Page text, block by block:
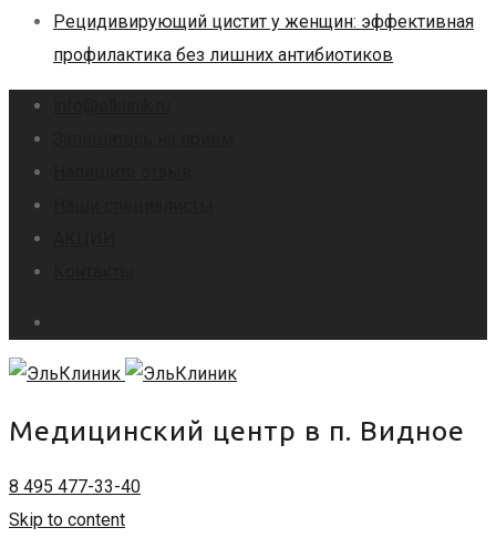
Рецидивирующий цистит у женщин: эффективная
профилактика без лишних антибиотиков
Медицинский центр в п. Видное
8 495 477-33-40
Skip to content